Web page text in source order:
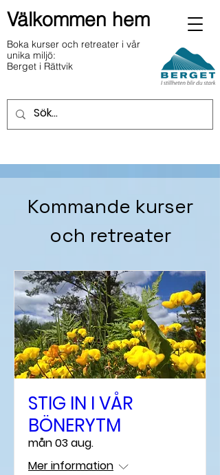
Välkommen hem
Boka kurser och retreater i vår
unika miljö:
Berget i Rättvik
Kommande kurser
och retreater
STIG IN I VÅR
BÖNERYTM
mån 03 aug.
Mer information